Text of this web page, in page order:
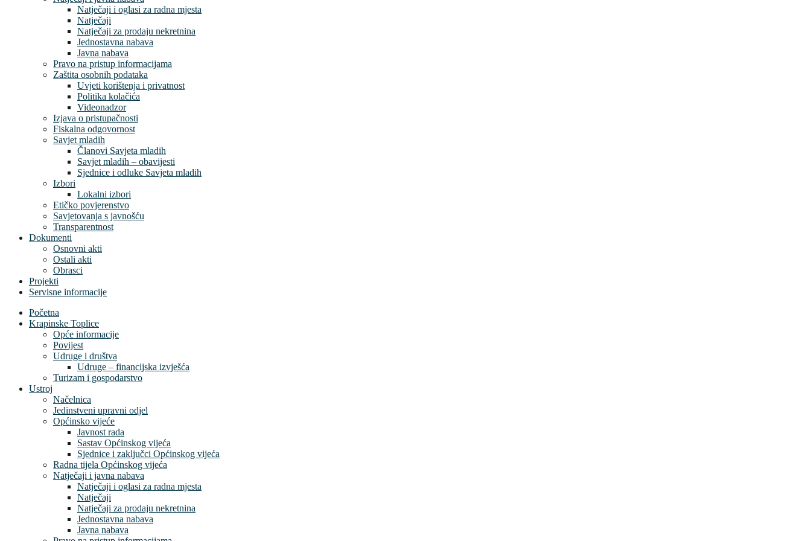
Natječaji i oglasi za radna mjesta
Natječaji
Natječaji za prodaju nekretnina
Jednostavna nabava
Javna nabava
Pravo na pristup informacijama
Zaštita osobnih podataka
Uvjeti korištenja i privatnost
Politika kolačića
Videonadzor
Izjava o pristupačnosti
Fiskalna odgovornost
Savjet mladih
Članovi Savjeta mladih
Savjet mladih – obavijesti
Sjednice i odluke Savjeta mladih
Izbori
Lokalni izbori
Etičko povjerenstvo
Savjetovanja s javnošću
Transparentnost
Dokumenti
Osnovni akti
Ostali akti
Obrasci
Projekti
Servisne informacije
Početna
Krapinske Toplice
Opće informacije
Povijest
Udruge i društva
Udruge – financijska izvješća
Turizam i gospodarstvo
Ustroj
Načelnica
Jedinstveni upravni odjel
Općinsko vijeće
Javnost rada
Sastav Općinskog vijeća
Sjednice i zaključci Općinskog vijeća
Radna tijela Općinskog vijeća
Natječaji i javna nabava
Natječaji i oglasi za radna mjesta
Natječaji
Natječaji za prodaju nekretnina
Jednostavna nabava
Javna nabava